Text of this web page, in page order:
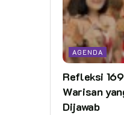
AGENDA
Refleksi
Warisan
Dijawab